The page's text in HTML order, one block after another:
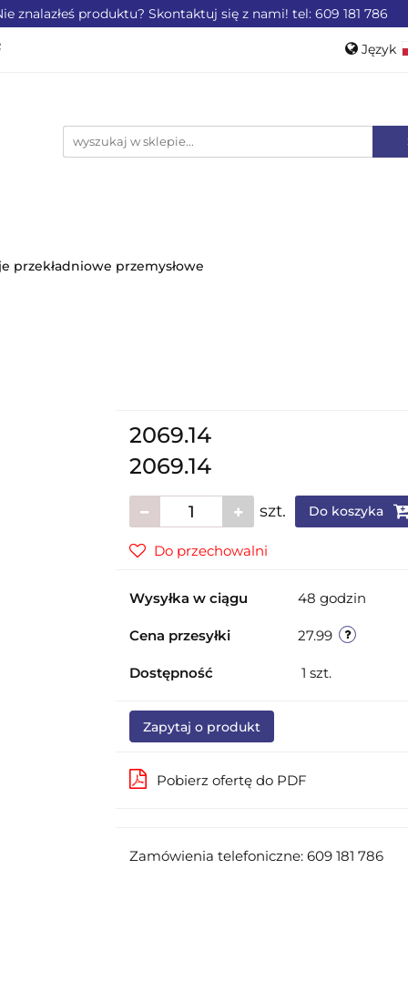
znalazłeś produktu? Skontaktuj się z nami! tel: 609 181 786
Język
OFERTA DLA LOTNICTWA OFERTA
przekładniowe przemysłowe
2069.14
2069.14
szt. Do koszyka
Do przechowalni
Wysyłka w ciągu 48 godzin
Cena przesyłki 27.99
Dostępność 1 szt.
Zapytaj o produkt
Pobierz ofertę do PDF
Zamówienia telefoniczne: 609 181 786